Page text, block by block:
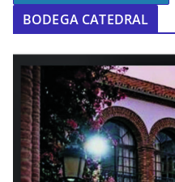
BODEGA CATEDRAL